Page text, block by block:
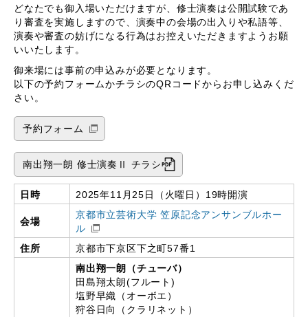
どなたでも御入場いただけますが、修士演奏は公開試験であ
り審査を実施しますので、演奏中の会場の出入りや私語等、
演奏や審査の妨げになる行為はお控えいただきますようお願
いいたします。
御来場には事前の申込みが必要となります。
以下の予約フォームかチラシのQRコードからお申し込みくだ
さい。
予約フォーム
南出翔一朗 修士演奏Ⅱ チラシ
日時 2025年11月25日（火曜日）19時開演
会場
京都市立芸術大学 笠原記念アンサンブルホー
ル
住所
京都市下京区下之町57番1
南出翔一朗（チューバ）
田島翔太朗(フルート)
塩野早織（オーボエ）
狩谷日向（クラリネット）